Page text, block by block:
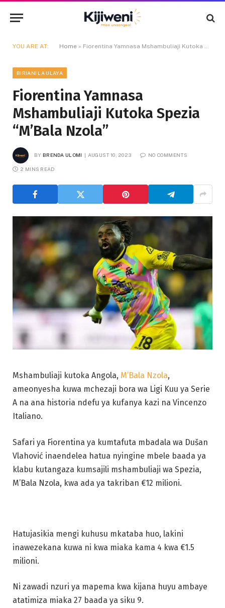
YOU ARE AT: Home » Fiorentina Yamnasa Mshambuliaji Kutoka Spezia “M’Bala Nzola”
BIRIANI LA ULAYA
Fiorentina Yamnasa
Mshambuliaji Kutoka Spezia
“M’Bala Nzola”
BY BRENDA ULOMI AUGUST 10, 2023 NO COMMENTS
2 MINS READ
Mshambuliaji kutoka Angola, M’Bala Nzola,
ameonyesha kuwa mchezaji bora wa Ligi Kuu ya Serie
A na ana historia ndefu ya kufanya kazi na Vincenzo
Italiano.
Safari ya Fiorentina ya kumtafuta mbadala wa Dušan
Vlahović inaendelea hatua nyingine mbele baada ya
klabu kutangaza kumsajili mshambuliaji wa Spezia,
M’Bala Nzola, kwa ada ya takriban €12 milioni.
Hatujasikia mengi kuhusu mkataba huo, lakini
inawezekana kuwa ni kwa miaka kama 4 kwa €1.5
milioni.
Ni zawadi nzuri ya mapema kwa kijana huyu ambaye
atatimiza miaka 27 baada ya siku 9.